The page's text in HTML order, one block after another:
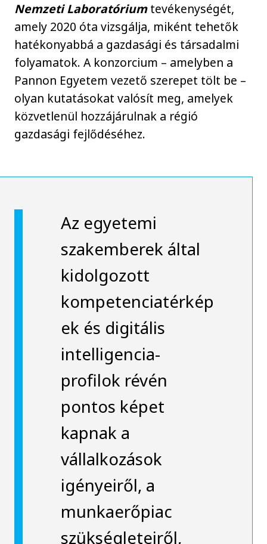
Nemzeti Laboratóriumtevékenységét,
amely 2020 óta vizsgálja, miként tehetők
hatékonyabbá a gazdasági és társadalmi
folyamatok. A konzorcium – amelyben a
Pannon Egyetem vezető szerepet tölt be –
olyan kutatásokat valósít meg, amelyek
közvetlenül hozzájárulnak a régió
gazdasági fejlődéséhez.
Az egyetemi
szakemberek által
kidolgozott
kompetenciatérkép
ek és digitális
intelligencia-
profilok révén
pontos képet
kapnak a
vállalkozások
igényeiről, a
munkaerőpiac
szükségleteiről,